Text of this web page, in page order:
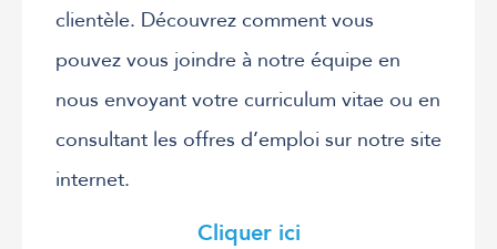
clientèle. Découvrez comment vous
pouvez vous joindre à notre équipe en
nous envoyant votre curriculum vitae ou en
consultant les offres d’emploi sur notre site
internet.
Cliquer ici